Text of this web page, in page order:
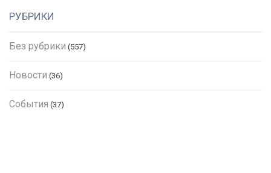
РУБРИКИ
Без рубрики (557)
Новости (36)
События (37)